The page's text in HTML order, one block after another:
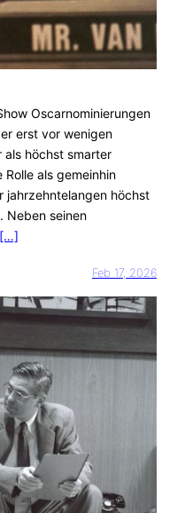
Oscarnominierungen
erst vor wenigen
als höchst smarter
Rolle als gemeinhin
jahrzehntelangen höchst
Neben seinen
[…]
Feb 17, 2026